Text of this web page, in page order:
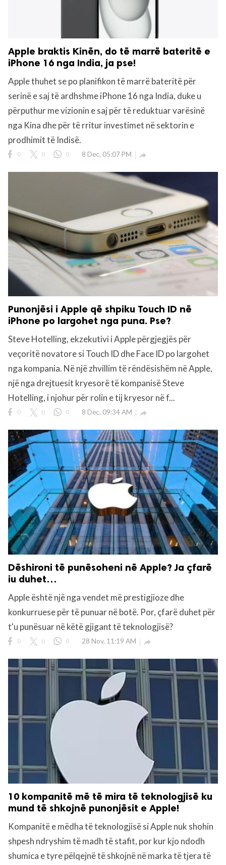
Apple braktis Kinën, do të marrë bateritë e
iPhone 16 nga India, ja pse!
Apple thuhet se po planifikon të marrë bateritë për
serinë e saj të ardhshme iPhone 16 nga India, duke u
përputhur me vizionin e saj për të reduktuar varësinë
nga Kina dhe për të rritur investimet në sektorin e
prodhimit të Indisë.
0 0 0 8 Dec, 05:07 PM 
Punonjësi i Apple që shpiku Touch ID në
iPhone po largohet nga puna. Pse?
Steve Hotelling, ekzekutivi i Apple përgjegjës për
veçoritë novatore si Touch ID dhe Face ID po largohet
nga kompania. Në një zhvillim të rëndësishëm në Apple,
një nga drejtuesit kryesorë të kompanisë Steve
Hotelling, i njohur për rolin e tij kryesor në f...
0 0 0 8 Dec, 09:34 AM 
Dëshironi të punësoheni në Apple? Ja çfarë
iu duhet…
Apple është një nga vendet më prestigjioze dhe
konkurruese për të punuar në botë. Por, çfarë duhet për
t'u punësuar në këtë gjigant të teknologjisë?
0 0 0 28 Nov, 11:19 AM 
10 kompanitë më të mira të teknologjisë ku
mund të shkojnë punonjësit e Apple!
Kompanitë e mëdha të teknologjisë si Apple nuk shohin
shpesh ndryshim të madh të stafit, por kur kjo ndodh
shumica e tyre pëlqejnë të shkojnë në marka të tjera të